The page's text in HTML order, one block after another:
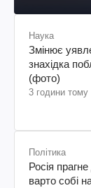
Наука
Змінює
знахідка
(фото)
3 години тому
Політика
Росія
варто собі